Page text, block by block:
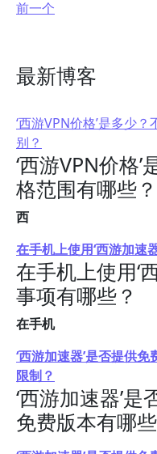
前一个
最新博客
‘西游VPN价格’是多少
别？
‘西游VPN价格
格范围有哪些？
西
在手机上使用‘西游加速
在手机上使用‘
事项有哪些？
在手机
‘西游加速器’是否提供
限制？
‘西游加速器’
免费版本有哪